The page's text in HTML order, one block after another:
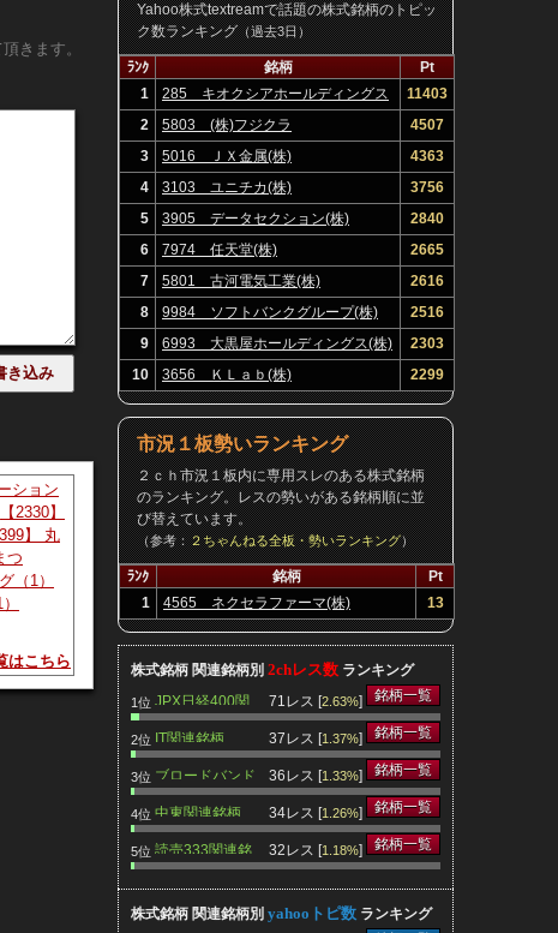
しい。
* 4Q
ぶりに
開示さ
なけ
目的
きます。
ション
【2330】
】 丸
つ
（1）
はこちら
Yahoo株式textreamで話題の株式銘柄のトピッ
ク数ランキング（過去3日）
ﾗﾝｸ 銘柄
Pt
1
285 キオクシアホールディングス
(株)
11403
2
5803 (株)フジクラ
4507
3
5016 ＪＸ金属(株)
4363
4
3103 ユニチカ(株)
3756
5
3905 データセクション(株)
2840
6
7974 任天堂(株)
2665
7
5801 古河電気工業(株)
2616
8
9984 ソフトバンクグループ(株)
2516
9
6993 大黒屋ホールディングス(株)
2303
10
3656 ＫＬａｂ(株) 2299
市況１板勢いランキング
２ｃｈ市況１板内に専用スレのある株式銘柄
のランキング。レスの勢いがある銘柄順に並
び替えています。
（参考：２ちゃんねる全板・勢いランキング）
ﾗﾝｸ 銘柄
Pt
1
4565 ネクセラファーマ(株) 13
株式銘柄 関連銘柄別 2chレス数 ランキング
1位 JPX日経400関
連銘柄
71レス [2.63%] 銘柄一覧
2位 IT関連銘柄 37レス [1.37%] 銘柄一覧
3位 ブロードバンド
関連銘柄
36レス [1.33%] 銘柄一覧
4位 中東関連銘柄 34レス [1.26%] 銘柄一覧
5位 読売333関連銘
柄
32レス [1.18%] 銘柄一覧
株式銘柄 関連銘柄別 yahooトピ数 ランキング